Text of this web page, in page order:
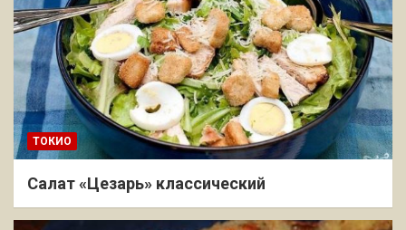
ТОКИО
Салат «Цезарь» классический